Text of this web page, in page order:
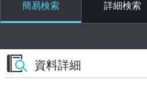
簡易検索 詳細検索
資料詳細